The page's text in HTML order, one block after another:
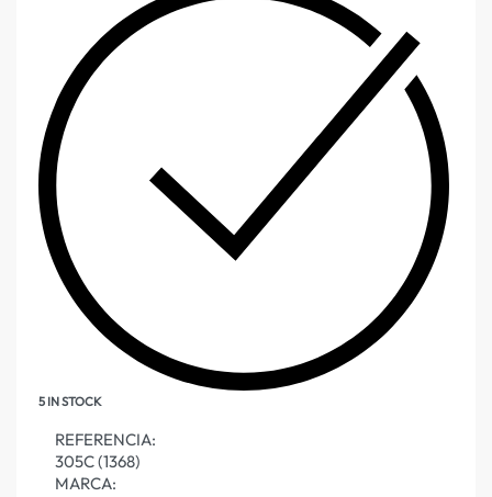
5 IN STOCK
REFERENCIA:
305C (1368)
MARCA: